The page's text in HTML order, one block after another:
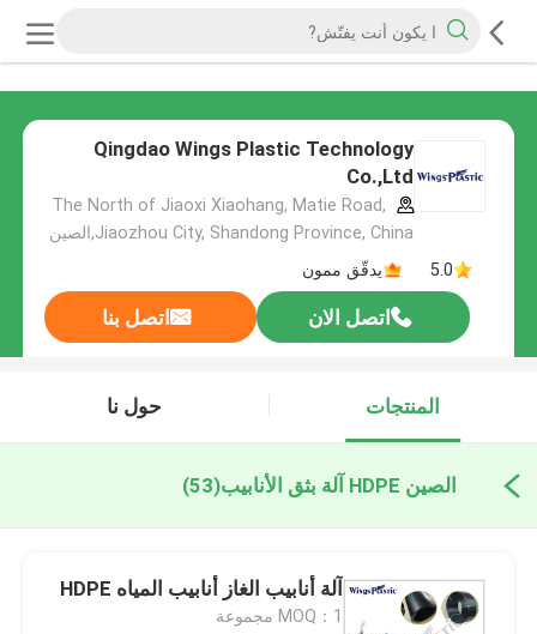
Qingdao Wings Plastic Technology
Co.,Ltd
The North of Jiaoxi Xiaohang, Matie Road,
Jiaozhou City, Shandong Province, China,الصين
5.0
يدقّق ممون
اتصل الان اتصل بنا
المنتجات حول نا
الصين HDPE آلة بثق الأنابيب (53)
آلة أنابيب الغاز أنابيب المياه HDPE
MOQ：1 مجموعة